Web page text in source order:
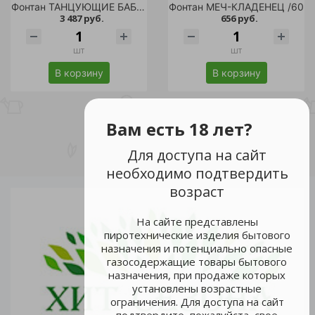
Вам есть 18 лет?
Для доступа на сайт
необходимо подтвердить
возраст
На сайте представлены
пиротехнические изделия бытового
назначения и потенциально опасные
газосодержащие товары бытового
назначения, при продаже которых
установлены возрастные
ограничения. Для доступа на сайт
Фонтан ТАНЦУЮЩИЕ БАБОЧКИ /
3 487 руб.
шт
В корзину
Фонтан МЕЧ-КЛАДЕНЕЦ /60
656 руб.
шт
В корзину